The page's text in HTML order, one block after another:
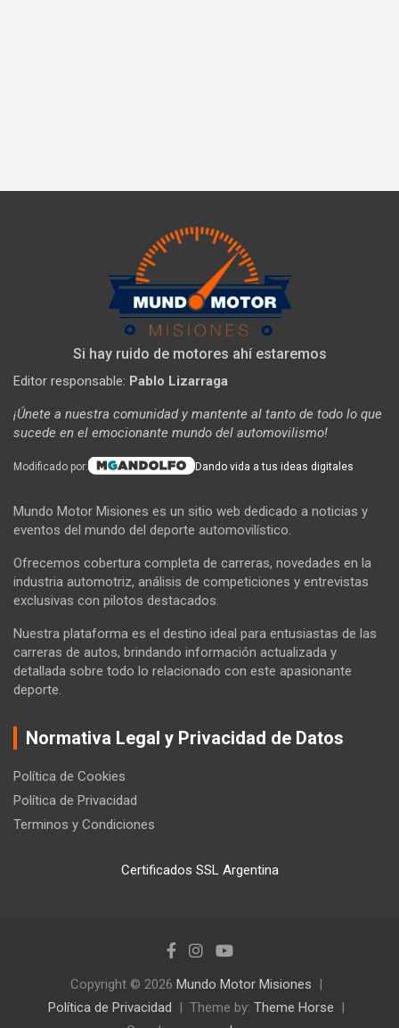
Si hay ruido de motores ahí estaremos
Editor responsable: Pablo Lizarraga
¡Únete a nuestra comunidad y mantente al tanto de todo lo que
sucede en el emocionante mundo del automovilismo!
Modificado por: Dando vida a tus ideas digitales
Mundo Motor Misiones es un sitio web dedicado a noticias y
eventos del mundo del deporte automovilístico.
Ofrecemos cobertura completa de carreras, novedades en la
industria automotriz, análisis de competiciones y entrevistas
exclusivas con pilotos destacados.
Nuestra plataforma es el destino ideal para entusiastas de las
carreras de autos, brindando información actualizada y
detallada sobre todo lo relacionado con este apasionante
deporte.
Normativa Legal y Privacidad de Datos
Política de Cookies
Política de Privacidad
Terminos y Condiciones
Certificados SSL Argentina
Copyright © 2026 Mundo Motor Misiones
Política de Privacidad
Theme by: Theme Horse